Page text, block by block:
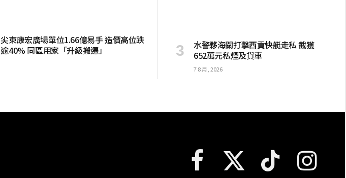
尖東康宏廣場單位1.66億易手 造價高位跌
逾40% 同區用家「升級搬遷」
水警夥海關打擊西貢快艇走私 截獲
652萬元私煙及貨車
7 8 月, 2026
Facebook X
TikTok Instagram